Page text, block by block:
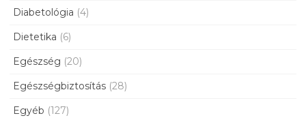
Diabetológia (4)
Dietetika (6)
Egészség (20)
Egészségbiztosítás (28)
Egyéb (127)